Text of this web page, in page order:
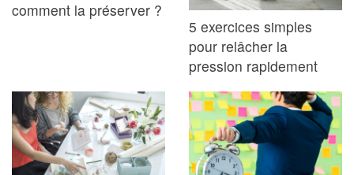
comment la préserver ?
5 exercices simples
pour relâcher la
pression rapidement